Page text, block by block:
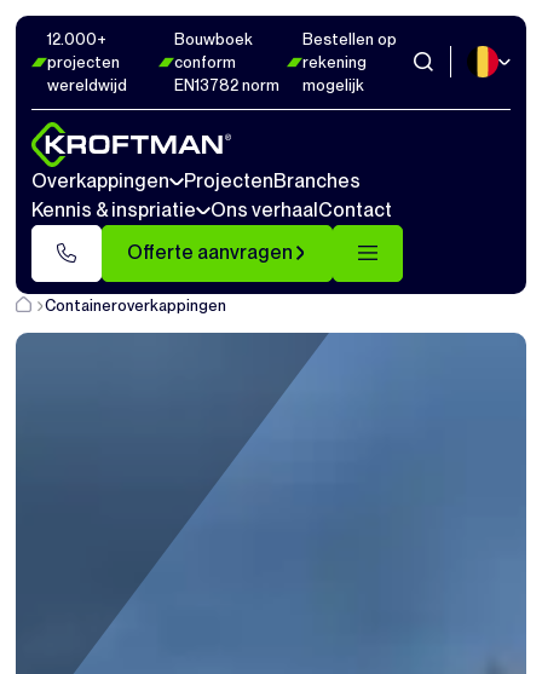
12.000+
projecten
wereldwijd
Bouwboek
conform
EN13782 norm
Bestellen op
rekening
mogelijk
Overkappingen ProjectenBranches
Kennis & inspriatie
Ons verhaalContact
Offerte aanvragen
Containeroverkappingen